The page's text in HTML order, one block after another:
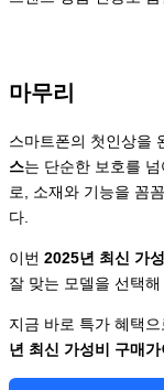
마무리
스마트폰의 첫인상을
스는 단순한 보호를
로, 소재와 기능을 꼼
다.
이번 2025년 최신 가
잘 맞는 모델을 선택해
지금 바로 특가 혜택
년 최신 가성비 구매